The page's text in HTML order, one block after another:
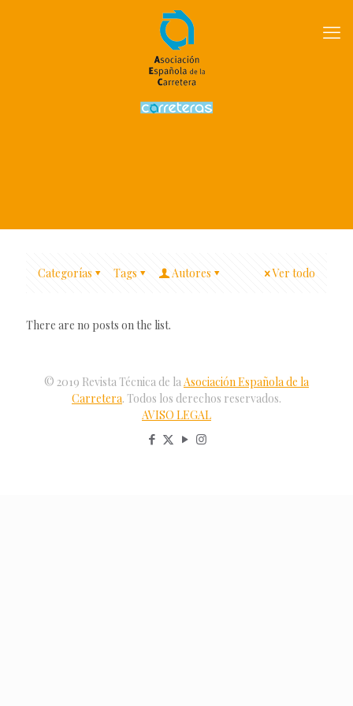
Categorías Tags Autores Ver todo
There are no posts on the list.
© 2019 Revista Técnica de laAsociación Española de la
Carretera. Todos los derechos reservados.
AVISO LEGAL